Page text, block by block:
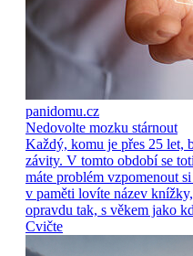
panidomu.cz
Nedovolte mozku stárnout
Každý, komu je přes 25 let,
závity. V tomto období se
máte problém vzpomenout
v paměti lovíte název
opravdu tak, s věkem jako
Cvičte